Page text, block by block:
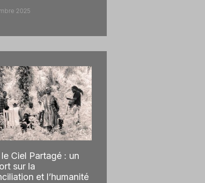
2025
Ciel Partagé : un
sur la
et l’humanité